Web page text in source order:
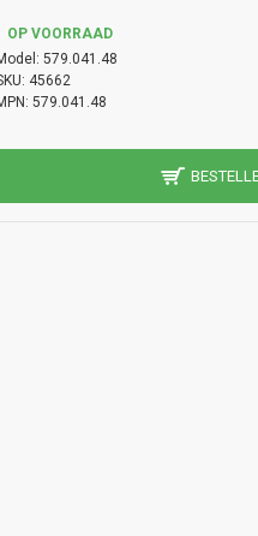
OP VOORRAAD
579.041.48
45662
579.041.48